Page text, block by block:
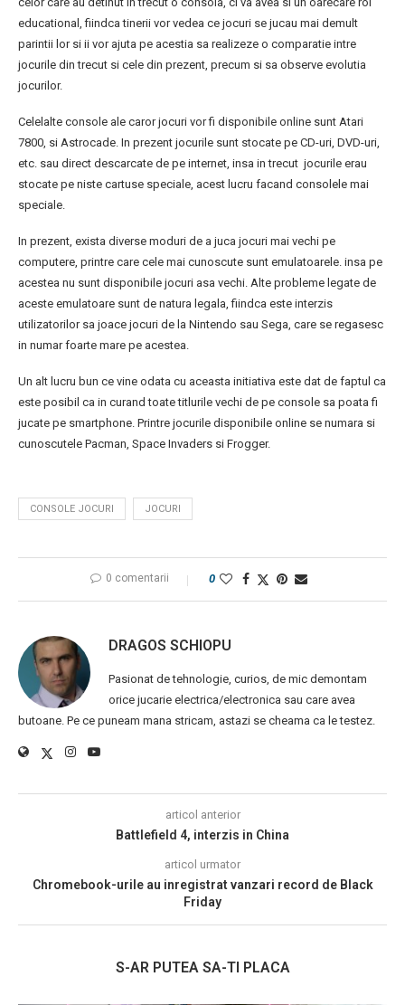
educational, fiindca tinerii vor vedea ce jocuri se jucau mai demult
parintii lor si ii vor ajuta pe acestia sa realizeze o comparatie intre
jocurile din trecut si cele din prezent, precum si sa observe evolutia
jocurilor.
Celelalte console ale caror jocuri vor fi disponibile online sunt Atari
7800, si Astrocade. In prezent jocurile sunt stocate pe CD-uri, DVD-uri,
etc. sau direct descarcate de pe internet, insa in trecut jocurile erau
stocate pe niste cartuse speciale, acest lucru facand consolele mai
speciale.
In prezent, exista diverse moduri de a juca jocuri mai vechi pe
computere, printre care cele mai cunoscute sunt emulatoarele. insa pe
acestea nu sunt disponibile jocuri asa vechi. Alte probleme legate de
aceste emulatoare sunt de natura legala, fiindca este interzis
utilizatorilor sa joace jocuri de la Nintendo sau Sega, care se regasesc
in numar foarte mare pe acestea.
Un alt lucru bun ce vine odata cu aceasta initiativa este dat de faptul ca
este posibil ca in curand toate titlurile vechi de pe console sa poata fi
jucate pe smartphone. Printre jocurile disponibile online se numara si
cunoscutele Pacman, Space Invaders si Frogger.
CONSOLE JOCURI JOCURI
0 comentarii 0
DRAGOS SCHIOPU
Pasionat de tehnologie, curios, de mic demontam
orice jucarie electrica/electronica sau care avea
butoane. Pe ce puneam mana stricam, astazi se cheama ca le testez.
articol anterior
Battlefield 4, interzis in China
articol urmator
Chromebook-urile au inregistrat vanzari record de Black
Friday
S-AR PUTEA SA-TI PLACA